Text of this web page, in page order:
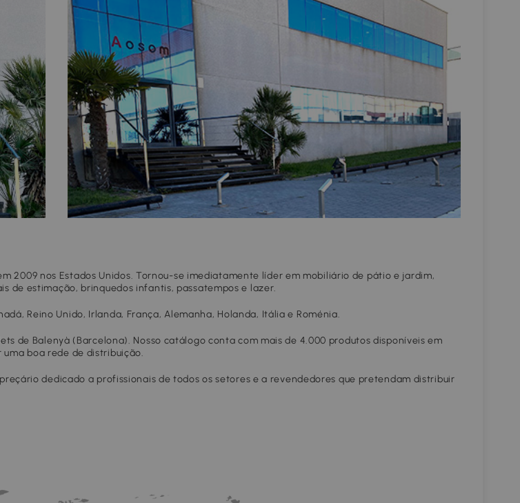
2009 nos Estados Unidos. Tornou-se imediatamente líder em mobiliário de pátio e jardim,
de estimação, brinquedos infantis, passatempos e lazer.
Reino Unido, Irlanda, França, Alemanha, Holanda, Itália e Roménia.
de Balenyà (Barcelona). Nosso catálogo conta com mais de 4.000 produtos disponíveis em
boa rede de distribuição.
dedicado a profissionais de todos os setores e a revendedores que pretendam distribuir